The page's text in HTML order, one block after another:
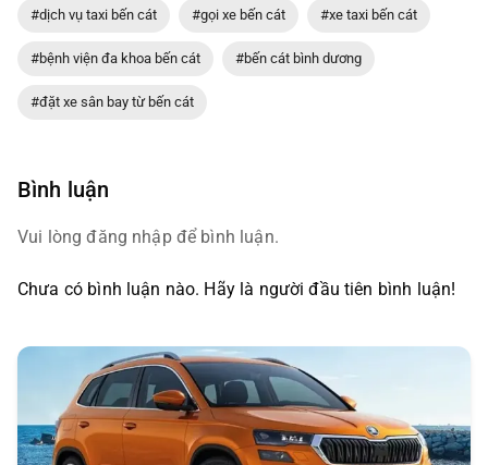
#dịch vụ taxi bến cát #gọi xe bến cát #xe taxi bến cát
#bệnh viện đa khoa bến cát #bến cát bình dương
#đặt xe sân bay từ bến cát
Bình luận
Vui lòng đăng nhập để bình luận.
Chưa có bình luận nào. Hãy là người đầu tiên bình luận!